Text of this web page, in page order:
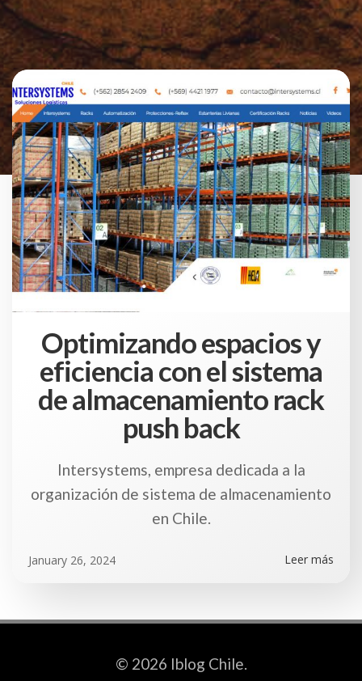
Optimizando espacios y
eficiencia con el sistema
de almacenamiento rack
push back
Intersystems, empresa dedicada a la
organización de sistema de almacenamiento
en Chile.
January 26, 2024 Leer más
© 2026 Iblog Chile.